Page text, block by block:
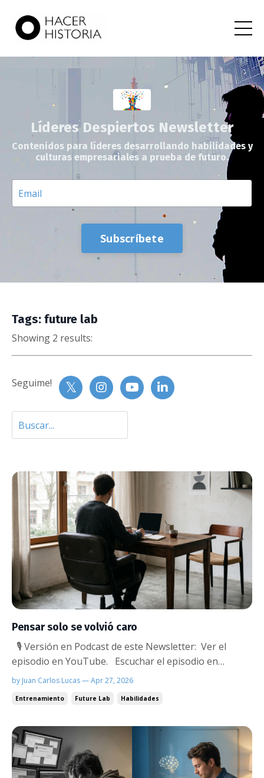
Líderes Despiertos Newsletter
Contenidos para líderes desarrollando habilidades y
culturas empresariales a prueba de futuro.
Subscríbete
Tags: future lab
Showing 2 results:
Seguime!
Pensar solo se volvió caro
episodio en YouTube. Escuchar el episodio en
Spotify. Hay una imagen del liderazgo que todavía
by Juan Carlos Lucas — Apr 27, 2026
Entrenamiento Future Lab Habilidades